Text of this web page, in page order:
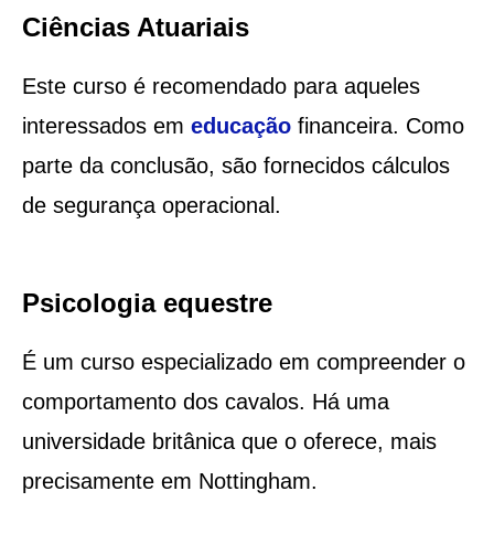
Ciências Atuariais
Este curso é recomendado para aqueles
interessados ​​em educaçãofinanceira. Como
parte da conclusão, são fornecidos cálculos
de segurança operacional.
Psicologia equestre
É um curso especializado em compreender o
comportamento dos cavalos. Há uma
universidade britânica que o oferece, mais
precisamente em Nottingham.